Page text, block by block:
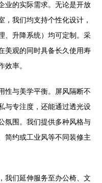
业的实际需求。无论是开放
，我们均支持个性化设计，
、升降系统）均可定制。采
美观的同时具备长久使用寿
率。
性与美学平衡。屏风隔断不
与专注度，还能通过透光设
氛围。我们提供多种风格与
简约或工业风等不同装修主
我们延伸服务至办公椅、文